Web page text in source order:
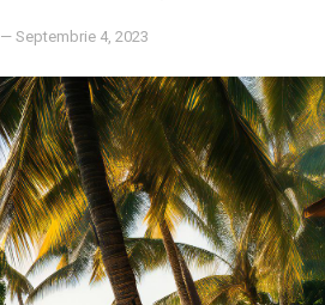
— Septembrie 4, 2023